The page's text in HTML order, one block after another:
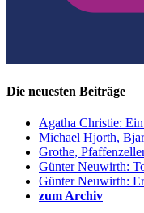
Die neuesten Beiträge
Agatha Christie:
Michael Hjorth,
Grothe,
Günter Neuwirth:
Günter Neuwirth:
zum Archiv